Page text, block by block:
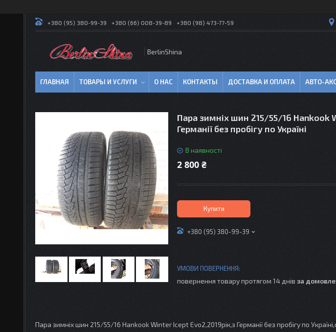
+380 (95) 380-99-39 +380 (66) 008-39-89 +380 (98) 473-77-59
BerlinShina
ГЛАВНАЯ ТОВАРЫ И УСЛУГИ О НАС КОНТАКТЫ ДОСТАВКА И ОПЛАТА АВТО-
Пара зимніх шин 215/55/16 Hankook
Германії без пробігу по Україні
В наявності
2 800 ₴
Купити
+380 (95) 380-99-39
повернення товару протягом 14 днів за
Пара зимніх шин 215/55/16 Hankook Winter Icept Evo2,2019рік,з Германії без пробігу по